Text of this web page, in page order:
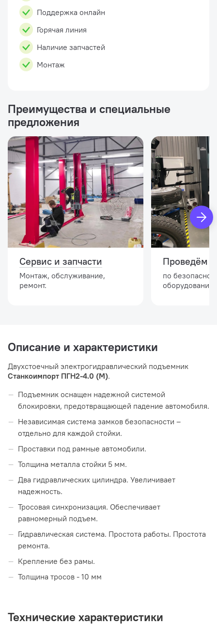
Поддержка онлайн
Горячая линия
Наличие запчастей
Монтаж
Преимущества и специальные
предложения
Сервис и запчасти
Монтаж, обслуживание,
ремонт.
Проведём
по
оборудовании.
Описание и характеристики
Двухстоечный электрогидравлический подъемник
Станкоимпорт ПГН2-4.0 (М).
Подъемник оснащен надежной системой
блокировки, предотвращающей падение автомобиля.
Независимая система замков безопасности –
отдельно для каждой стойки.
Проставки под рамные автомобили.
Толщина металла стойки 5 мм.
Два гидравлических цилиндра. Увеличивает
надежность.
Тросовая синхронизация. Обеспечивает
равномерный подъем.
Гидравлическая система. Простота работы. Простота
ремонта.
Крепление без рамы.
Толщина тросов - 10 мм
Технические характеристики